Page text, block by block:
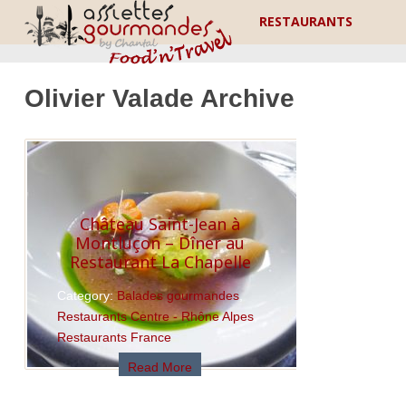
RESTAURANTS
Olivier Valade Archive
Château Saint-Jean à
Montluçon – Dîner au
Restaurant La Chapelle
Category:Balades gourmandes,
Restaurants Centre - Rhône Alpes,
Restaurants France
Read More